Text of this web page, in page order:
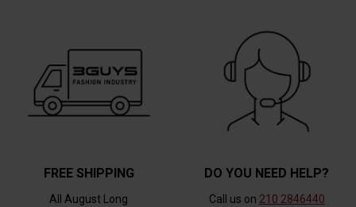
FREE SHIPPING
All August Long
DO YOU NEED HELP?
Call us on 210 2846440